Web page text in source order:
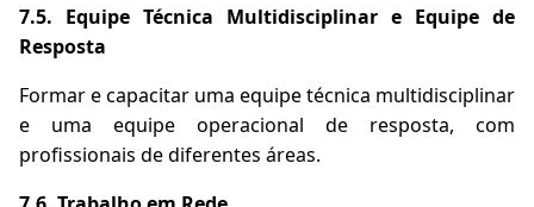
7.5. Equipe Técnica Multidisciplinar e Equipe de
Resposta
Formar e capacitar uma equipe técnica multidisciplinar
e uma equipe operacional de resposta, com
profissionais de diferentes áreas.